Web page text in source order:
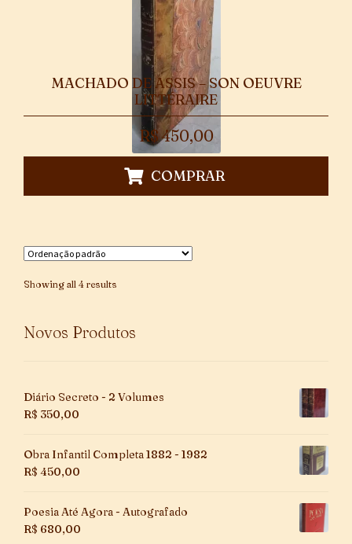
MACHADO DE ASSIS – SON OEUVRE
LITTÉRAIRE
R$450,00
COMPRAR
Showing all 4 results
Novos Produtos
Diário Secreto - 2 Volumes
R$ 350,00
Obra Infantil Completa 1882 - 1982
R$ 450,00
Poesia Até Agora - Autografado
R$ 680,00